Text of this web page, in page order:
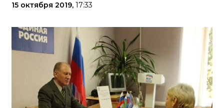
15 октября 2019, 17:33